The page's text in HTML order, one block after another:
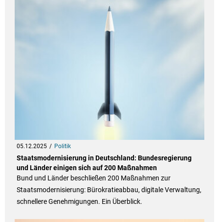
05.12.2025 Politik
Staatsmodernisierung in Deutschland: Bundesregierung
und Länder einigen sich auf 200 Maßnahmen
Bund und Länder beschließen 200 Maßnahmen zur
Staatsmodernisierung: Bürokratieabbau, digitale Verwaltung,
schnellere Genehmigungen. Ein Überblick.